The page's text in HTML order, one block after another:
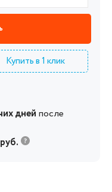
Купить в 1 клик
дней после